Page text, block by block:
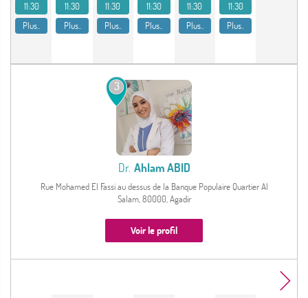
11:30
Plus..
11:30
Plus..
11:30
Plus..
11:30
Plus..
11:30
Plus..
11:30
Plus..
3
Dr. Ahlam ABID
Rue Mohamed El Fassi au dessus de la Banque Populaire Quartier Al
Salam, 80000, Agadir
Voir le profil